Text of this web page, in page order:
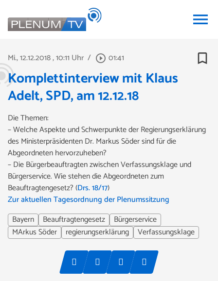
menu
Mi., 12.12.2018, 10:11 Uhr / play_circle_outline 01:41 bookmark_border
Komplettinterview mit Klaus
Adelt, SPD, am 12.12.18
Die Themen:
– Welche Aspekte und Schwerpunkte der Regierungserklärung
des Ministerpräsidenten Dr. Markus Söder sind für die
Abgeordneten hervorzuheben?
– Die Bürgerbeauftragten zwischen Verfassungsklage und
Bürgerservice. Wie stehen die Abgeordneten zum
Beauftragtengesetz? (Drs. 18/17)
Zur aktuellen Tagesordnung der Plenumssitzung
Bayern
Beauftragtengesetz
Bürgerservice
MArkus Söder
regierungserklärung Verfassungsklage